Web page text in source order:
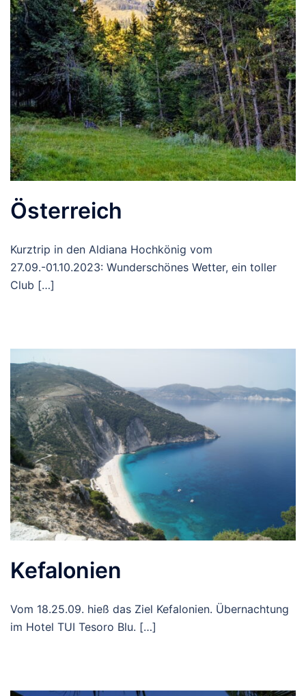
Österreich
Kurztrip in den Aldiana Hochkönig vom
27.09.-01.10.2023: Wunderschönes Wetter, ein toller
Club […]
Kefalonien
Vom 18.25.09. hieß das Ziel Kefalonien. Übernachtung
im Hotel TUI Tesoro Blu. […]